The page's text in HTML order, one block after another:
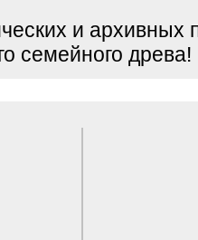
и архивных
семейного древа!